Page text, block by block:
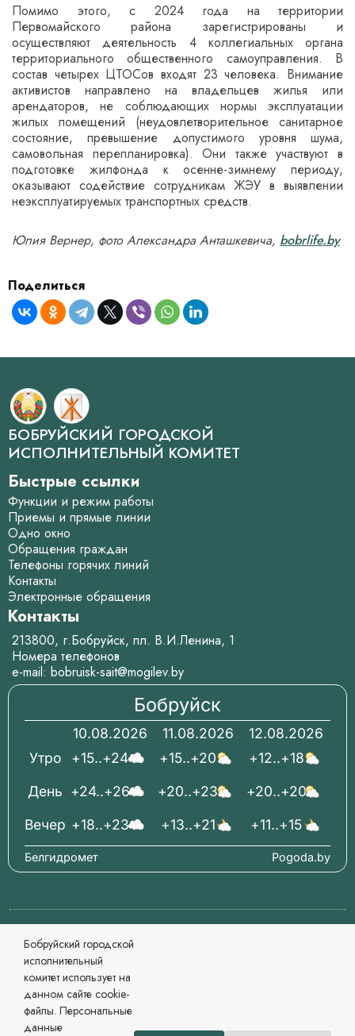
Помимо этого, с 2024 года на территории
Первомайского района зарегистрированы и
осуществляют деятельность 4 коллегиальных органа
территориального общественного самоуправления. В
состав четырех ЦТОСов входят 23 человека. Внимание
активистов направлено на владельцев жилья или
арендаторов, не соблюдающих нормы эксплуатации
жилых помещений (неудовлетворительное санитарное
состояние, превышение допустимого уровня шума,
самовольная перепланировка). Они также участвуют в
подготовке жилфонда к осенне-зимнему периоду,
оказывают содействие сотрудникам ЖЭУ в выявлении
неэксплуатируемых транспортных средств.
Юлия Вернер, фото Александра Анташкевича, bobrlife.by
Поделиться
БОБРУЙСКИЙ ГОРОДСКОЙ
ИСПОЛНИТЕЛЬНЫЙ КОМИТЕТ
Быстрые ссылки
Функции и режим работы
Приемы и прямые линии
Одно окно
Обращения граждан
Телефоны горячих линий
Контакты
Электронные обращения
Контакты
213800, г.Бобруйск, пл. В.И.Ленина, 1
Номера телефонов
e-mail: bobruisk-sait@mogilev.by
Бобруйск
10.08.2026
+15..+24
+24..+26
+18..+23
11.08.2026
+15..+20
+20..+23
+13..+21
12.08.2026
+12..+18
+20..+20
+11..+15
Вечер
День
Утро
Pogoda.by
Белгидромет
© 2006-2026 Бобруйский городской исполнительный
комитет Официальный сайт
При перепечатке материалов ссылка обязательна.
Разработка и сопровождение
Могилевский региональный информационный центр
Сайт зарегистрирован в Государственном регистре
Бобруйский городской
исполнительный
комитет использует на
данном сайте cookie-
файлы. Персональные
данные